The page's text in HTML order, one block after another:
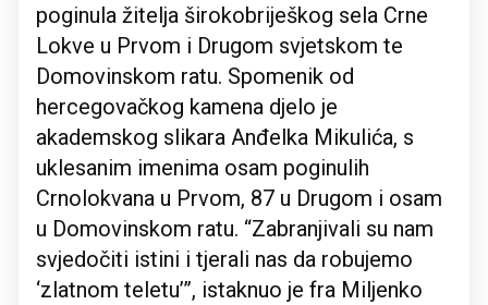
poginula žitelja širokobriješkog sela Crne
Lokve u Prvom i Drugom svjetskom te
Domovinskom ratu. Spomenik od
hercegovačkog kamena djelo je
akademskog slikara Anđelka Mikulića, s
uklesanim imenima osam poginulih
Crnolokvana u Prvom, 87 u Drugom i osam
u Domovinskom ratu. “Zabranjivali su nam
svjedočiti istini i tjerali nas da robujemo
‘zlatnom teletu’”, istaknuo je fra Miljenko